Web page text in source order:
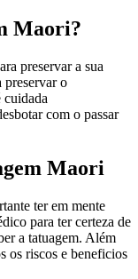
Maori?
preservar a sua
preservar o
com o passar
Maori
ter em mente
para ter certeza de
a tatuagem. Além
os riscos e beneficios